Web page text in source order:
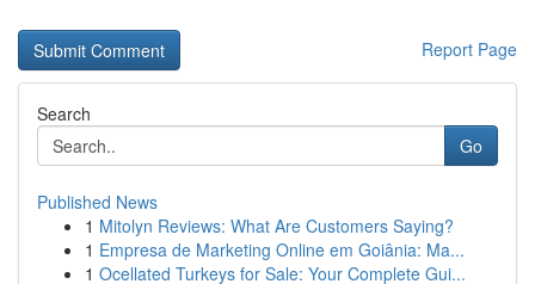
Report Page
Search
Go
Published News
1 Mitolyn Reviews: What Are Customers Saying?
1 Empresa de Marketing Online em Goiânia: Ma...
1 Ocellated Turkeys for Sale: Your Complete Gui...